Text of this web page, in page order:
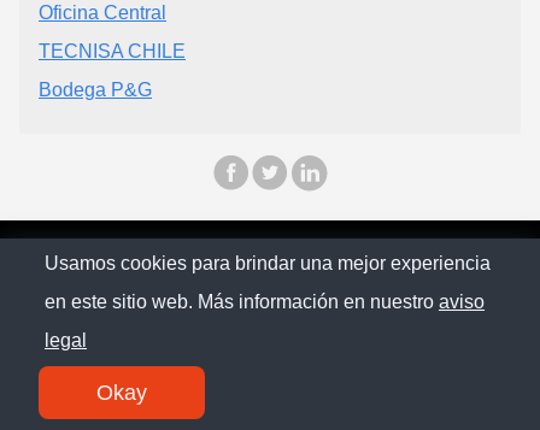
Oficina Central
TECNISA CHILE
Bodega P&G
© Chilopina 2026
Política de privacidad
Usamos cookies para brindar una mejor experiencia
en este sitio web. Más información en nuestro aviso
legal
Okay